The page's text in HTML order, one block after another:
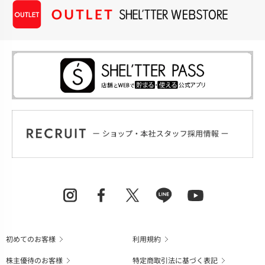
初めてのお客様
利用規約
株主優待のお客様
特定商取引法に基づく表記